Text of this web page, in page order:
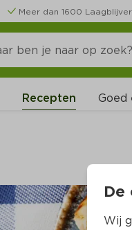
Meer dan 1600
Recepten Goed
De
Wij